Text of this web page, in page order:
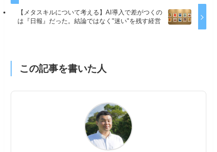
【メタスキルについて考える】AI導入で差がつくの
は『日報』だった。結論ではなく"迷い"を残す経営
この記事を書いた人